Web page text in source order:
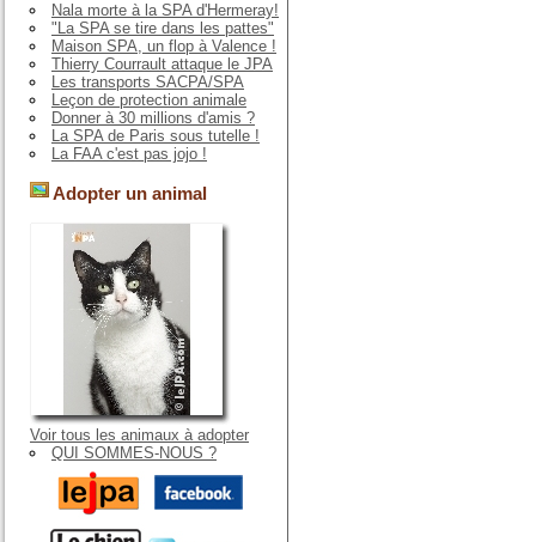
Nala morte à la SPA d'Hermeray!
"La SPA se tire dans les pattes"
Maison SPA, un flop à Valence !
Thierry Courrault attaque le JPA
Les transports SACPA/SPA
Leçon de protection animale
Donner à 30 millions d'amis ?
La SPA de Paris sous tutelle !
La FAA c'est pas jojo !
Adopter un animal
Voir tous les animaux à adopter
QUI SOMMES-NOUS ?